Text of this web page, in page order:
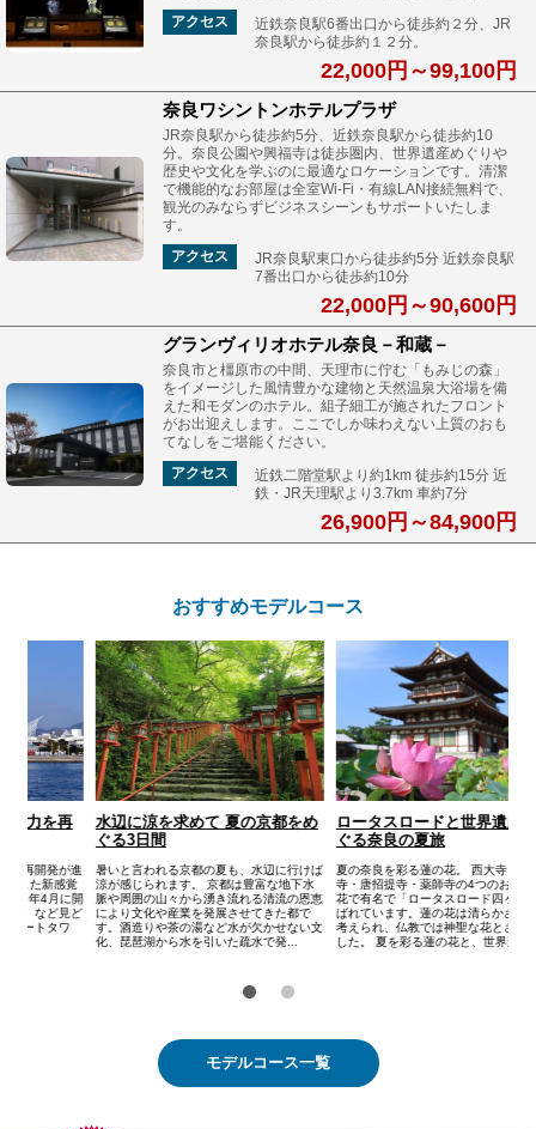
アクセス
近鉄奈良駅6番出口から徒歩約２分、JR
奈良駅から徒歩約１２分。
22,000円～99,100円
奈良ワシントンホテルプラザ
JR奈良駅から徒歩約5分、近鉄奈良駅から徒歩約10
分。奈良公園や興福寺は徒歩圏内、世界遺産めぐりや
歴史や文化を学ぶのに最適なロケーションです。清潔
で機能的なお部屋は全室Wi-Fi・有線LAN接続無料で、
観光のみならずビジネスシーンもサポートいたしま
す。
アクセス
JR奈良駅東口から徒歩約5分 近鉄奈良駅
7番出口から徒歩約10分
22,000円～90,600円
グランヴィリオホテル奈良－和蔵－
奈良市と橿原市の中間、天理市に佇む「もみじの森」
をイメージした風情豊かな建物と天然温泉大浴場を備
えた和モダンのホテル。組子細工が施されたフロント
がお出迎えします。ここでしか味わえない上質のおも
てなしをご堪能ください。
アクセス
近鉄二階堂駅より約1km 徒歩約15分 近
鉄・JR天理駅より3.7km 車約7分
26,900円～84,900円
おすすめモデルコース
ロータスロードと世界遺産をめ
ぐる奈良の夏旅
夏の奈良を彩る蓮の花。 西大寺・喜光
寺・唐招提寺・薬師寺の4つのお寺は蓮の
花で有名で「ロータスロード四ヶ寺」と呼
ばれています。蓮の花は清らかさの象徴と
考えられ、仏教では神聖な花とされてきま
した。 夏を彩る蓮の花と、世界遺...
お洒落な港町・神戸の魅力を再
発見する3日間
神戸のウォーターフロントでは再開発が進
行中。2021年10月にオープンした新感覚
の都市型水族館「atoa」や2025年4月に開
業した「GLION ARENA KOBE」など見ど
ころ満載！神戸のシンボル「ポートタワ
ー」も2...
モデルコース一覧